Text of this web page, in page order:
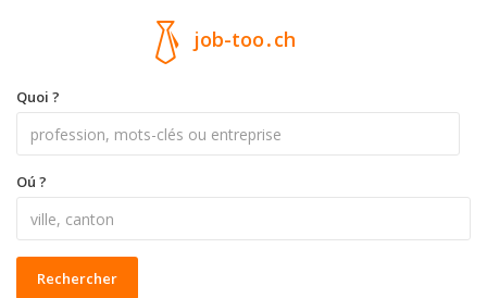
job-too.ch
Quoi ?
Oú ?
Rechercher